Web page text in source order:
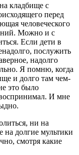
кладбище с
перед
человеческого
Можно и с
Если дети в
послужить
надолго
Я помню, когда
и долго там чем-
это было
воспринимал. И мне
ни на
на долгие мультики
смотря какие